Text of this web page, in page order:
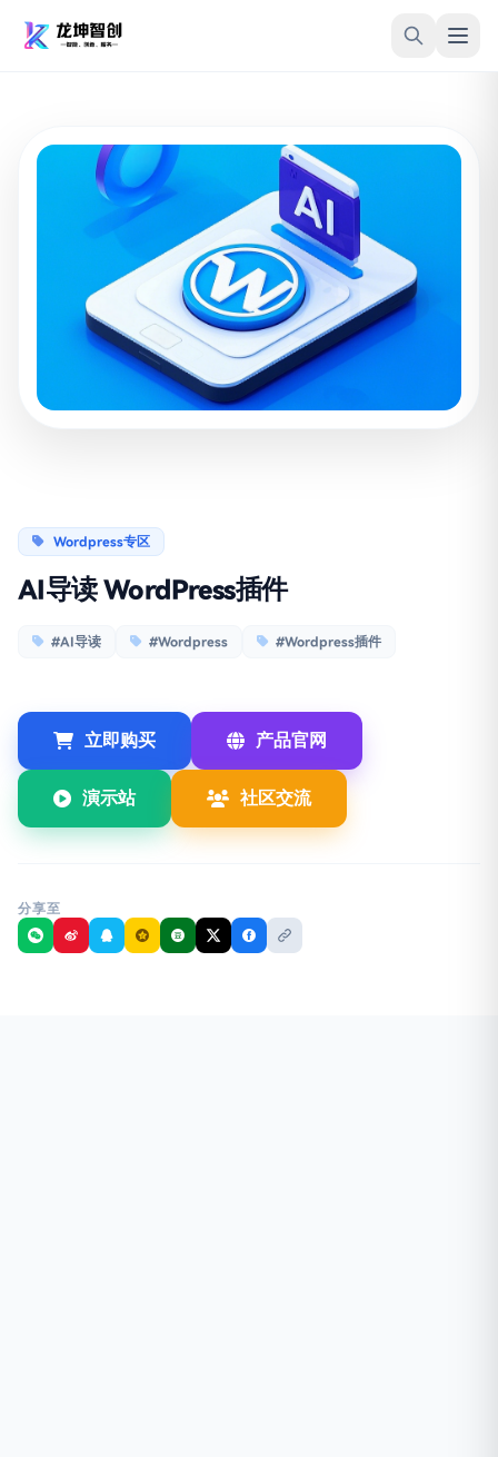
Wordpress专区
AI导读 WordPress插件
#AI导读 #Wordpress #Wordpress插件
立即购买 产品官网
演示站 社区交流
分享至